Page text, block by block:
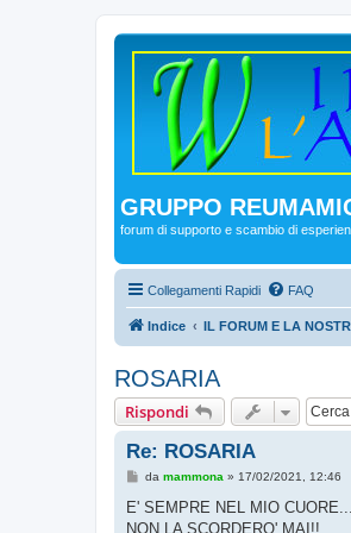
GRUPPO
forum di supporto e scambio di
Collegamenti Rapidi FAQ
Indice IL FORUM E LA
ROSARIA
Rispondi
Re: ROSARIA
M
s
da mammona » 17/02/2021, 12:46
E' SEMPRE NEL MIO
NON LA SCORDERO' MAI!!